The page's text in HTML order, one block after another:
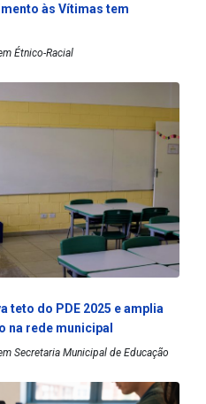
às Vítimas tem
Étnico-Racial
teto do PDE 2025 e amplia
na rede municipal
Secretaria Municipal de Educação